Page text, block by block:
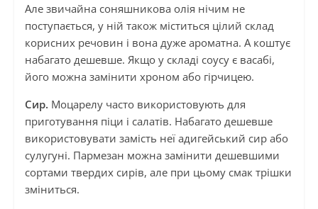
Але звичайна соняшникова олія нічим не
поступається, у ній також міститься цілий склад
корисних речовин і вона дуже ароматна. А коштує
набагато дешевше. Якщо у складі соусу є васабі,
його можна замінити хроном або гірчицею.
Сир. Моцарелу часто використовують для
приготування піци і салатів. Набагато дешевше
використовувати замість неї адигейський сир або
сулугуні. Пармезан можна замінити дешевшими
сортами твердих сирів, але при цьому смак трішки
зміниться.